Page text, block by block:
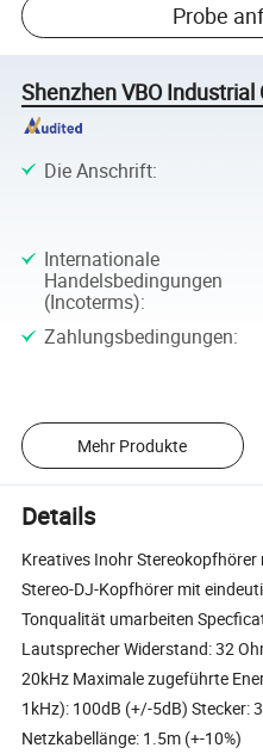
Probe
Shenzhen VBO Industrial
Die Anschrift:
Internationale
Handelsbedingungen
(Incoterms):
Zahlungsbedingungen:
Mehr Produkte
Details
Kreatives Inohr
Stereo-DJ-Kopfhörer mit
Tonqualität umarbeiten
Lautsprecher Widerstand: 32
20kHz Maximale zugeführte
1kHz): 100dB (+/-5dB) Stecker:
Netzkabellänge: 1.5m (+-10%)